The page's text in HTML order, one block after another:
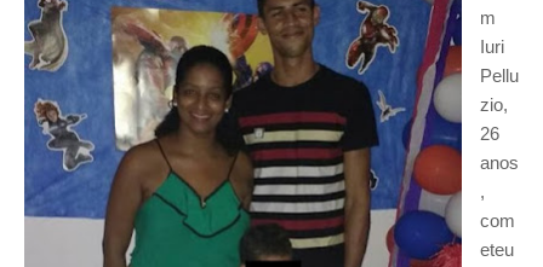
m
Iuri
Pellu
zio,
26
anos
,
com
eteu